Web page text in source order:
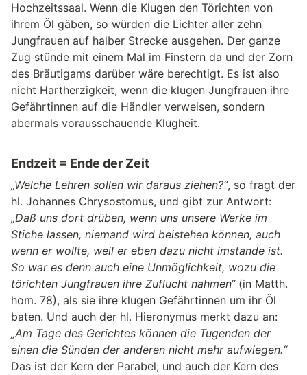
Hochzeitssaal. Wenn die Klugen den Törichten von
ihrem Öl gäben, so würden die Lichter aller zehn
Jungfrauen auf halber Strecke ausgehen. Der ganze
Zug stünde mit einem Mal im Finstern da und der Zorn
des Bräutigams darüber wäre berechtigt. Es ist also
nicht Hartherzigkeit, wenn die klugen Jungfrauen ihre
Gefährtinnen auf die Händler verweisen, sondern
abermals vorausschauende Klugheit.
Endzeit = Ende der Zeit
„Welche Lehren sollen wir daraus ziehen?“, so fragt der
hl. Johannes Chrysostomus, und gibt zur Antwort:
„Daß uns dort drüben, wenn uns unsere Werke im
Stiche lassen, niemand wird beistehen können, auch
wenn er wollte, weil er eben dazu nicht imstande ist.
So war es denn auch eine Unmöglichkeit, wozu die
törichten Jungfrauen ihre Zuflucht nahmen“(in Matth.
hom. 78), als sie ihre klugen Gefährtinnen um ihr Öl
baten. Und auch der hl. Hieronymus merkt dazu an:
„Am Tage des Gerichtes können die Tugenden der
einen die Sünden der anderen nicht mehr aufwiegen.“
Das ist der Kern der Parabel; und auch der Kern des